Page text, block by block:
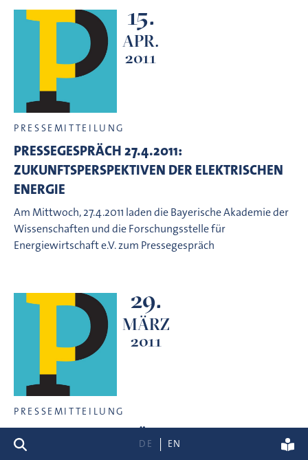
Suche DE EN
15.
APR.
2011
PRESSEMITTEILUNG
PRESSEGESPRÄCH 27.4.2011:
ZUKUNFTSPERSPEKTIVEN DER ELEKTRISCHEN
ENERGIE
Am Mittwoch, 27.4.2011 laden die Bayerische Akademie der
Wissenschaften und die Forschungsstelle für
Energiewirtschaft e.V. zum Pressegespräch
29.
MÄRZ
2011
PRESSEMITTEILUNG
SCHWERPUNKT 'ERNÄHRUNG'  NEUE AUSGABE
VON 'AKADEMIE AKTUELL' ERSCHIENEN